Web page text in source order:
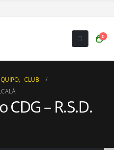
0
, CLUB
– R.S.D.